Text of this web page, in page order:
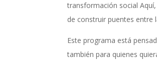
transformación social
de construir puentes entre
Este programa está
también para quienes